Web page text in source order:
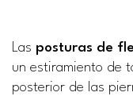
Las posturas de
un estiramiento de
posterior de las